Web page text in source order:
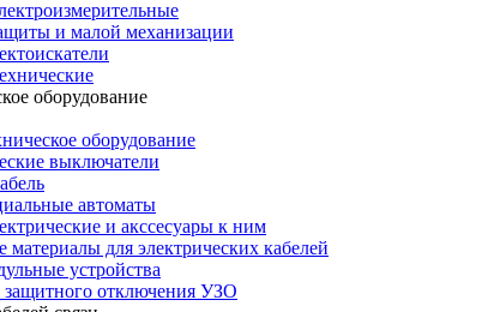
и малой механизации
оборудование
оборудование
выключатели
автоматы
и акссесуары к ним
для электрических кабелей
устройства
защитного отключения УЗО